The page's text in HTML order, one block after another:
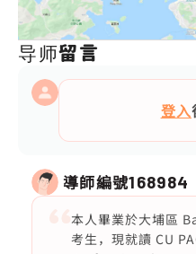
导师留言
登入
導師編號168984
本人畢業於大埔區
考生，現就讀 CU